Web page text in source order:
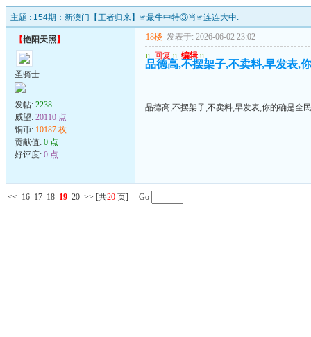
主题 : 154期：新澳门【王者归来】≌最牛中特③肖≌连连大中.
【艳阳天照 】
圣骑士
发帖: 2238
威望: 20110 点
铜币: 10187 枚
贡献值: 0 点
好评度: 0 点
18楼 发表于: 2026-06-02 23:02
u 回复 u 编辑 u
品德高,不摆架子,不卖料,早发表,
品德高,不摆架子,不卖料,早发表,你的确是全
<< 16 17 18 19 20 >> [共20 页] Go